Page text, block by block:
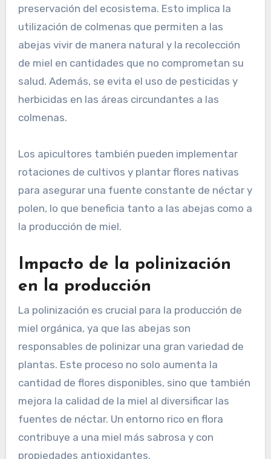
Prácticas de apicultura
sostenible
Las prácticas de apicultura sostenible se
centran en el bienestar de las abejas y la
preservación del ecosistema. Esto implica la
abejas vivir de manera natural y la recolección
de miel en cantidades que no comprometan su
salud. Además, se evita el uso de pesticidas y
herbicidas en las áreas circundantes a las
colmenas.
Los apicultores también pueden implementar
rotaciones de cultivos y plantar flores nativas
para asegurar una fuente constante de néctar y
polen, lo que beneficia tanto a las abejas como a
la producción de miel.
Impacto de la polinización
en la producción
La polinización es crucial para la producción de
miel orgánica, ya que las abejas son
responsables de polinizar una gran variedad de